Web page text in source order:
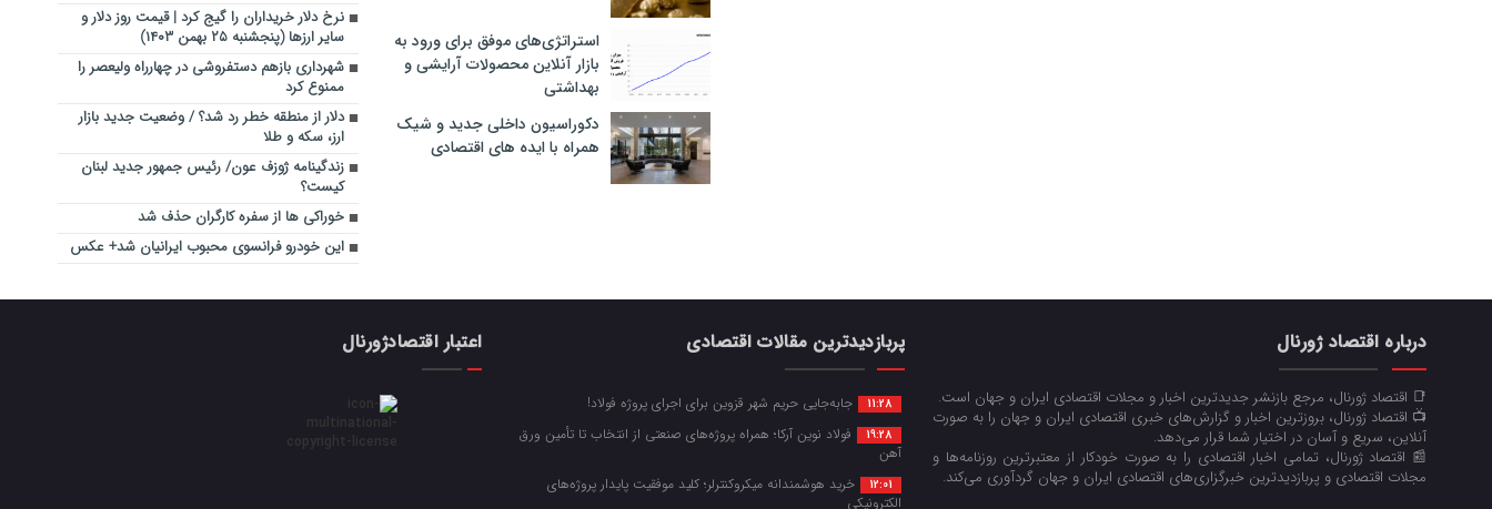
استراتژی‌های موفق برای ورود به
بازار آنلاین محصولات آرایشی و
بهداشتی
دکوراسیون داخلی جدید و شیک
همراه با ایده های اقتصادی
نرخ دلار خریداران را گیج کرد | قیمت روز دلار و
سایر ارزها (پنجشنبه ۲۵ بهمن ۱۴۰۳)
شهرداری بازهم دستفروشی در چهارراه ولیعصر را
ممنوع کرد
دلار از منطقه خطر رد شد؟ / وضعیت جدید بازار
ارز، سکه و طلا
زندگینامه ژوزف عون/ رئیس جمهور جدید لبنان
کیست؟
خوراکی ها از سفره کارگران حذف شد
این خودرو فرانسوی محبوب ایرانیان شد+ عکس
درباره اقتصاد ژورنال
📑 اقتصاد ژورنال، مرجع بازنشر جدیدترین اخبار و مجلات اقتصادی ایران و جهان است.
📺 اقتصاد ژورنال، بروزترین اخبار و گزارش‌های خبری اقتصادی ایران و جهان را به صورت
آنلاین، سریع و آسان در اختیار شما قرار می‌‌دهد.
📰 اقتصاد ژورنال، تمامی اخبار اقتصادی را به صورت خودکار از معتبرترین روزنامه‌ها و
مجلات اقتصادی و پربازدیدترین خبرگزاری‌های اقتصادی ایران و جهان گردآوری می‌کند.
پربازدیدترین مقالات اقتصادی
11:28 جابه‌جایی حریم شهر قزوین برای اجرای پروژه فولاد!
19:28
فولاد نوین آرکا؛ همراه پروژه‌های صنعتی از انتخاب تا تأمین ورق
آهن
12:01
خرید هوشمندانه میکروکنترلر؛ کلید موفقیت پایدار پروژه‌های
الکترونیکی
اعتبار اقتصادژورنال